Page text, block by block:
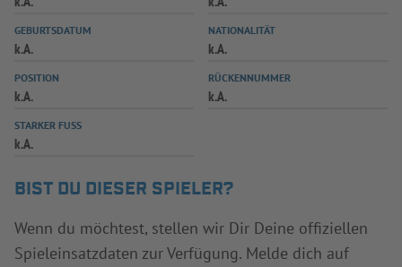
SPIELPLUS
GEBURTSDATUM
k.A.
NATIONALITÄT
k.A.
POSITION
k.A.
RÜCKENNUMMER
k.A.
STARKER FUSS
k.A.
BIST DU DIESER SPIELER?
Wenn du möchtest, stellen wir Dir Deine offiziellen
Spieleinsatzdaten zur Verfügung. Melde dich auf